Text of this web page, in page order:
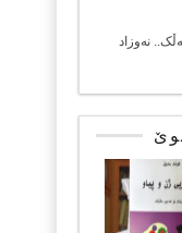
نەوزاد